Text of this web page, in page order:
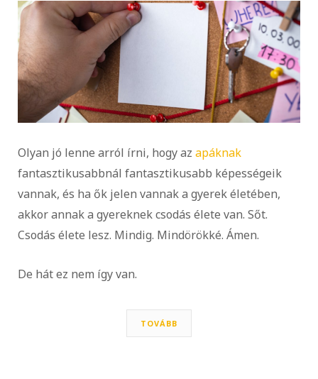
Olyan jó lenne arról írni, hogy az apáknak
fantasztikusabbnál fantasztikusabb képességeik
vannak, és ha ők jelen vannak a gyerek életében,
akkor annak a gyereknek csodás élete van. Sőt.
Csodás élete lesz. Mindig. Mindörökké. Ámen.
De hát ez nem így van.
TOVÁBB